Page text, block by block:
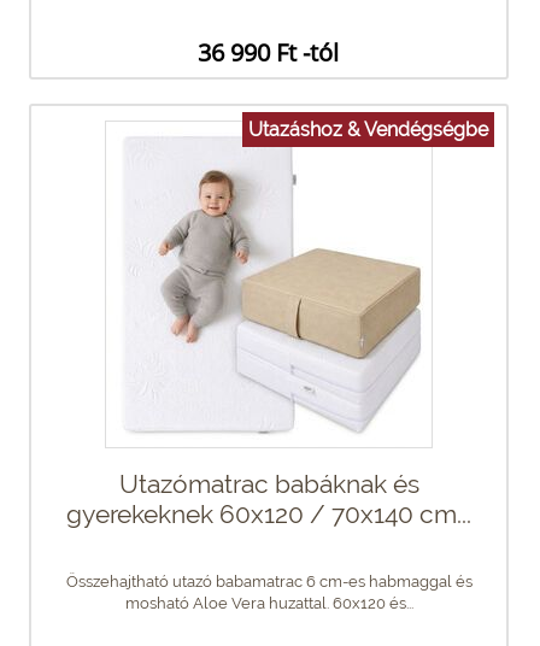
36 990 Ft -tól
Utazáshoz & Vendégségbe
Utazómatrac babáknak és
gyerekeknek 60x120 / 70x140 cm...
Összehajtható utazó babamatrac 6 cm-es habmaggal és
mosható Aloe Vera huzattal. 60x120 és...